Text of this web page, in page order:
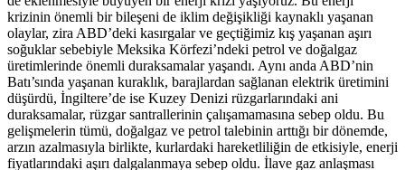
krizinin önemli bir bileşeni de iklim değişikliği kaynaklı yaşanan
olaylar, zira ABD’deki kasırgalar ve geçtiğimiz kış yaşanan aşırı
soğuklar sebebiyle Meksika Körfezi’ndeki petrol ve doğalgaz
üretimlerinde önemli duraksamalar yaşandı. Aynı anda ABD’nin
Batı’sında yaşanan kuraklık, barajlardan sağlanan elektrik üretimini
düşürdü, İngiltere’de ise Kuzey Denizi rüzgarlarındaki ani
duraksamalar, rüzgar santrallerinin çalışamamasına sebep oldu. Bu
gelişmelerin tümü, doğalgaz ve petrol talebinin arttığı bir dönemde,
arzın azalmasıyla birlikte, kurlardaki hareketliliğin de etkisiyle, enerji
fiyatlarındaki aşırı dalgalanmaya sebep oldu. İlave gaz anlaşması